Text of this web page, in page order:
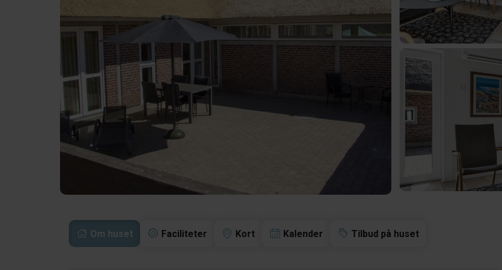
Om huset Faciliteter Kort Kalender Tilbud på huset